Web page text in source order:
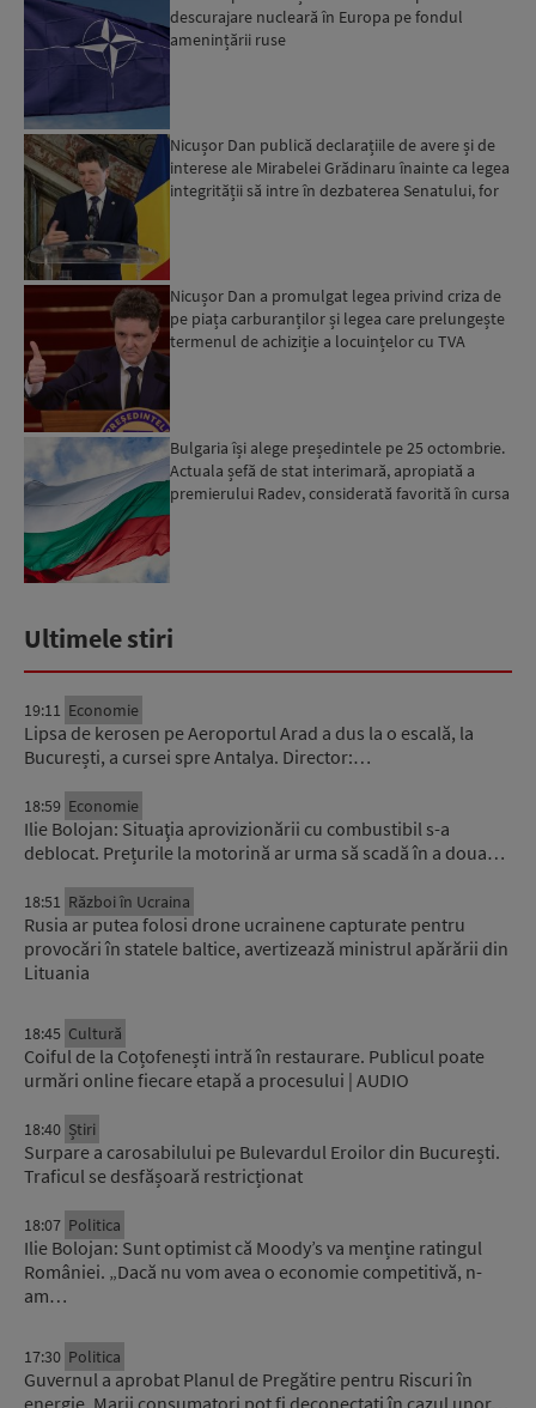
descurajare nucleară în Europa pe fondul
amenințării ruse
Nicușor Dan publică declarațiile de avere și de
interese ale Mirabelei Grădinaru înainte ca legea
integrității să intre în dezbaterea Senatului, for
Nicușor Dan a promulgat legea privind criza de
pe piața carburanților și legea care prelungește
termenul de achiziție a locuințelor cu TVA
Bulgaria își alege președintele pe 25 octombrie.
Actuala șefă de stat interimară, apropiată a
premierului Radev, considerată favorită în cursa
Ultimele stiri
19:11 Economie
Lipsa de kerosen pe Aeroportul Arad a dus la o escală, la
București, a cursei spre Antalya. Director:…
18:59 Economie
Ilie Bolojan: Situaţia aprovizionării cu combustibil s-a
deblocat. Prețurile la motorină ar urma să scadă în a doua…
18:51 Război în Ucraina
Rusia ar putea folosi drone ucrainene capturate pentru
provocări în statele baltice, avertizează ministrul apărării din
Lituania
18:45 Cultură
Coiful de la Coțofenești intră în restaurare. Publicul poate
urmări online fiecare etapă a procesului | AUDIO
18:40 Știri
Surpare a carosabilului pe Bulevardul Eroilor din București.
Traficul se desfășoară restricționat
18:07 Politica
Ilie Bolojan: Sunt optimist că Moody’s va menține ratingul
României. „Dacă nu vom avea o economie competitivă, n-
am…
17:30 Politica
Guvernul a aprobat Planul de Pregătire pentru Riscuri în